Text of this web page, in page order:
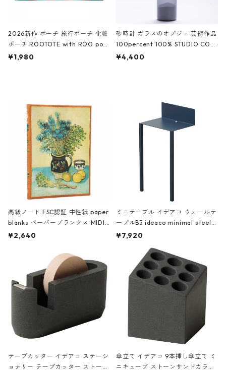
2026新作 ポーチ 旅行ポーチ 化粧
ポーチ ROOTOTE with ROO pou
ch 3532 ルートート WR.ポーチ.ラ
¥1,980
砂時計 ガラスのオブジェ 芸術作品
100percent 100% STUDIO COH
AKU Timeless 100パーセント ス
¥4,400
高級ノート FSC認証 中性紙 paper
blanks ペーパーブランクス MIDI
ハードカバー 罫線 ヴァン・ゴッホ
¥2,640
ミニテーブル イデアコ ウォールテ
ーブルB5 ideaco minimal steel f
urniture WALL Table B5 ネイビー
¥7,920
テープカッター イデアコ ステーシ
ョナリー テープカッター ストーン
傘立て イデアコ 9本挿し傘立て ミ
ニキューブ ストーンサンドカラー